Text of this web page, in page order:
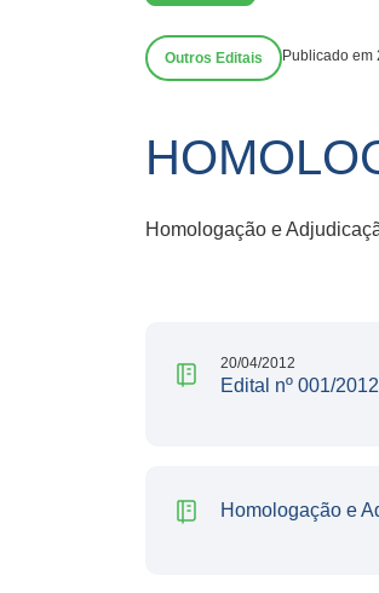
Outros Editais Publicado em
Homologação e
20/04/2012
Edital nº 001/
Homologação e